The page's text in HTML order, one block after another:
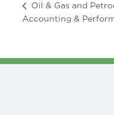
Oil & Gas and
Accounting &